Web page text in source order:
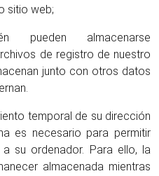
sitio web;
pueden almacenarse
de registro de nuestro
junto con otros datos
temporal de su dirección
es necesario para permitir
su ordenador. Para ello, la
almacenada mientras